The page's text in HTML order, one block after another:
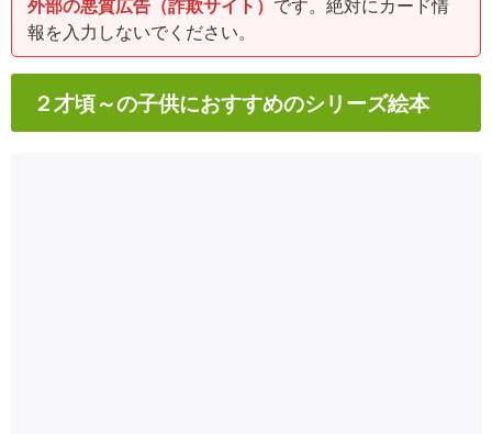
外部の悪質広告（詐欺サイト） です。絶対にカード情
報を入力しないでください。
２才頃～の子供におすすめのシリーズ絵本